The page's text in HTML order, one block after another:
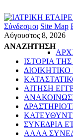
Σύνδεσμοι Site Map
Αύγουστος 8, 2026
ΑΝΑΖΗΤΗΣΗ
ΙΣΤΟΡΙΑ
ΑΙΤΗΣΗ
ΣΥΝΕΔΡΙΑ
ΑΛΛΑ